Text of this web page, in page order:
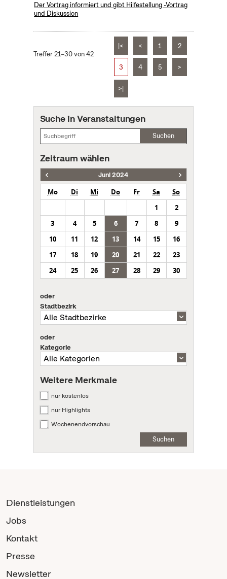
Der Vortrag informiert und gibt Hilfestellung -Vortrag
und Diskussion
Treffer 21–30 von 42
|< < 1 2
3 4 5 >
>|
Suche in Veranstaltungen
Suchen
Zeitraum wählen
Juni 2024
Mo Di Mi Do Fr Sa
So
1
2
3
4 5 6 7 8
9
10
11 12 13 14 15
16
17
18 19 20 21 22
23
24
25 26 27 28 29 30
oder
Stadtbezirk
oder
Kategorie
Weitere Merkmale
nur kostenlos
nur Highlights
Wochenendvorschau
Suchen
Dienstleistungen
Jobs
Kontakt
Presse
Newsletter